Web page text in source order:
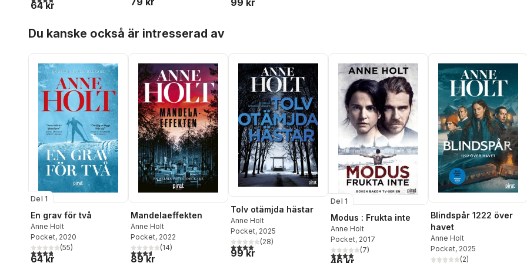
64 kr 99 kr
Du kanske också är intresserad av
Del 1
En grav för två
Anne Holt
Pocket, 2020
3,8utav 5 stjärnor. Totalt antal röster:
(55)
64 kr
Mandelaeffekten
Anne Holt
Pocket, 2022
3,6utav 5 stjärnor. Totalt antal röster:
(14)
89 kr
Tolv otämjda hästar
Anne Holt
Pocket, 2025
3,9utav 5 stjärnor. Totalt antal röster:
(28)
99 kr
Del 1
Modus : Frukta inte
Anne Holt
Pocket, 2017
3,9utav 5 stjärnor. Totalt antal röster:
(7)
Blindspår 1222 över
havet
Anne Holt
Pocket, 2025
(2)